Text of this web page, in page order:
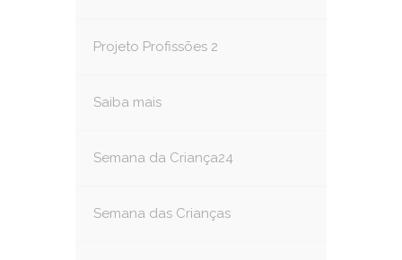
Projeto Profissões 2
Saiba mais
Semana da Criança24
Semana das Crianças